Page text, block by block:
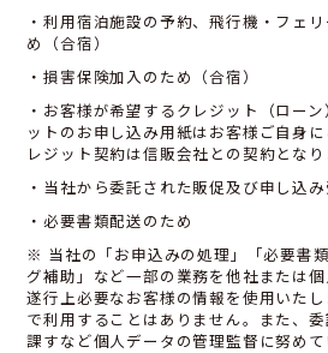
・利用宿泊施設の予約、飛行機・フェ
め（合宿）
・損害保険加入のため（合宿）
・お客様が希望するクレジット（ロー
ットのお申し込み用紙はお客様ご自身
レジット契約は信販会社との契約となり
・当社から委託された販促及び申し込
・必要書類配送のため
※ 当社の「お申込みの処理」「必要書
グ補助」など一部の業務を他社または
遂行上必要なお客様の情報を使用いた
で利用することはありません。また、
課すなど個人データの管理監督に努めて